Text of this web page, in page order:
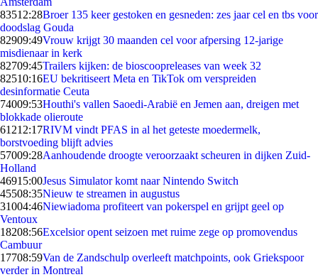
83512:28Broer 135 keer gestoken en gesneden: zes jaar cel en tbs voor
doodslag Gouda
82909:49Vrouw krijgt 30 maanden cel voor afpersing 12-jarige
misdienaar in kerk
82709:45Trailers kijken: de bioscoopreleases van week 32
82510:16EU bekritiseert Meta en TikTok om verspreiden
desinformatie Ceuta
74009:53Houthi's vallen Saoedi-Arabië en Jemen aan, dreigen met
blokkade olieroute
61212:17RIVM vindt PFAS in al het geteste moedermelk,
borstvoeding blijft advies
57009:28Aanhoudende droogte veroorzaakt scheuren in dijken Zuid-
Holland
46915:00Jesus Simulator komt naar Nintendo Switch
45508:35Nieuw te streamen in augustus
31004:46Niewiadoma profiteert van pokerspel en grijpt geel op
Ventoux
18208:56Excelsior opent seizoen met ruime zege op promovendus
Cambuur
17708:59Van de Zandschulp overleeft matchpoints, ook Griekspoor
verder in Montreal